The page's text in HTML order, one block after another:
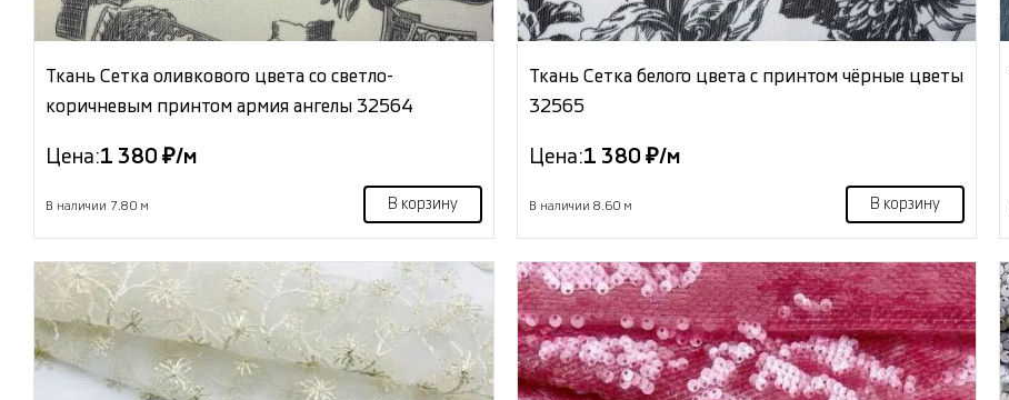
Ткань Сетка оливкового цвета со светло-
коричневым принтом армия ангелы 32564
Цена:1 380 ₽/м
В наличии 7.80 м В корзину
Ткань Сетка белого цвета с принтом чёрные цветы
32565
Цена:1 380 ₽/м
В наличии 8.60 м В корзину